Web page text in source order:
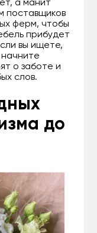
а манит
поставщиков
ферм, чтобы
прибудет
вы ищете,
начните
о заботе и
слов.
до